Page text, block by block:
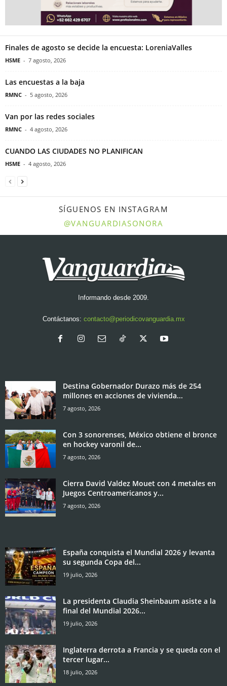
Finales de agosto se decide la encuesta: LoreniaValles
HSME - 7 agosto, 2026
Las encuestas a la baja
RMNC - 5 agosto, 2026
Van por las redes sociales
RMNC - 4 agosto, 2026
CUANDO LAS CIUDADES NO PLANIFICAN
HSME - 4 agosto, 2026
SÍGUENOS EN INSTAGRAM
@VANGUARDIASONORA
Informando desde 2009.
Contáctanos: contacto@periodicovanguardia.mx
Destina Gobernador Durazo más de 254
millones en acciones de vivienda...
7 agosto, 2026
Con 3 sonorenses, México obtiene el bronce
en hockey varonil de...
7 agosto, 2026
Cierra David Valdez Mouet con 4 metales en
Juegos Centroamericanos y...
7 agosto, 2026
España conquista el Mundial 2026 y levanta
su segunda Copa del...
19 julio, 2026
La presidenta Claudia Sheinbaum asiste a la
final del Mundial 2026...
19 julio, 2026
Inglaterra derrota a Francia y se queda con el
tercer lugar...
18 julio, 2026